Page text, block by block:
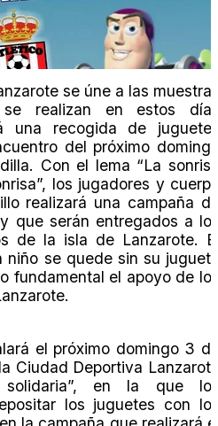
se úne a las
realizan en estos
una recogida de
del próximo
Con el lema “La
los jugadores y
realizará una campaña
que serán entregados a
de la isla de Lanzarote.
niño se quede sin su
fundamental el apoyo de
el próximo domingo 3
Ciudad Deportiva
solidaria”, en la que
los juguetes con